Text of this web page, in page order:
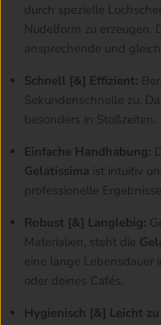
durch spezielle
Nudelform zu erzeugen.
ansprechende und
Schnell [&] Effizient:
Sekundenschnelle zu.
besonders in Stoßzeiten.
Einfache Handhabung:
Gelatissima ist intuitiv
professionelle
Robust [&] Langlebig:
Materialien, steht die
eine lange Lebensdauer
oder deines Cafés.
Hygienisch [&] Leicht